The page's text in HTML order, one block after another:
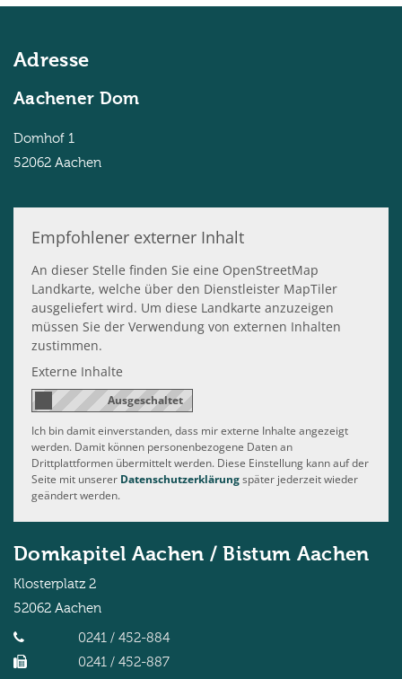
Adresse
Aachener Dom
Domhof 1
52062 Aachen
Empfohlener externer Inhalt
An dieser Stelle finden Sie eine OpenStreetMap
Landkarte, welche über den Dienstleister MapTiler
ausgeliefert wird. Um diese Landkarte anzuzeigen
müssen Sie der Verwendung von externen Inhalten
zustimmen.
Externe Inhalte
Ich bin damit einverstanden, dass mir externe Inhalte angezeigt
werden. Damit können personenbezogene Daten an
Drittplattformen übermittelt werden. Diese Einstellung kann auf der
Seite mit unserer Datenschutzerklärungspäter jederzeit wieder
geändert werden.
Domkapitel Aachen / Bistum Aachen
Klosterplatz 2
52062 Aachen
0241 / 452-884
0241 / 452-887